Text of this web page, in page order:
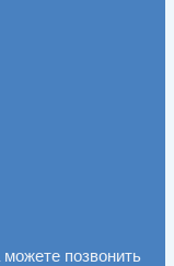
позвонить